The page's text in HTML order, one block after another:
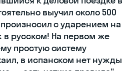
выучил около 500
с ударением на
в русском! На первом же
простую систему
в испанском нет нужды